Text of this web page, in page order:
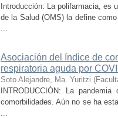
Introducción: La polifarmacia, es
de la Salud (OMS) la define
...
Asociación del índice de
respiratoria aguda por
Soto Alejandre, Ma. Yuritzi (
INTRODUCCIÓN: La
comorbilidades. Aún no se ha
...